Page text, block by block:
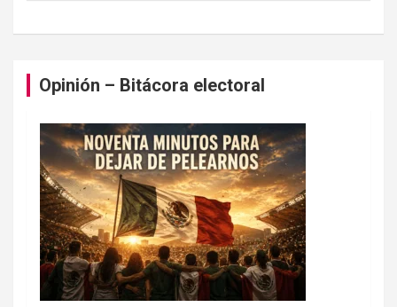
Opinión – Bitácora electoral